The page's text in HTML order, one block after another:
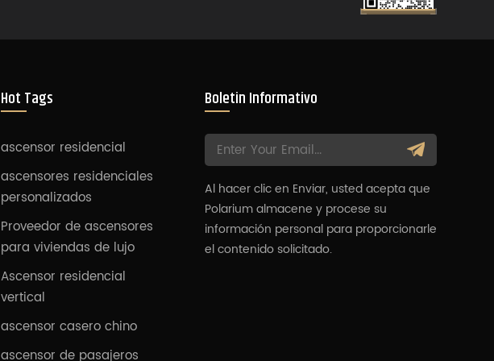
Hot Tags
ascensor residencial
ascensores residenciales
personalizados
Proveedor de ascensores
para viviendas de lujo
Ascensor residencial
vertical
ascensor casero chino
ascensor de pasajeros
Boletin Informativo
Al hacer clic en Enviar, usted acepta que
Polarium almacene y procese su
información personal para proporcionarle
el contenido solicitado.